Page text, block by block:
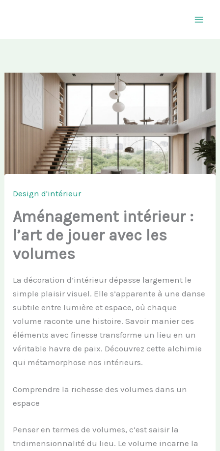
Design d'intérieur
Aménagement intérieur :
l’art de jouer avec les
volumes
La décoration d’intérieur dépasse largement le
simple plaisir visuel. Elle s’apparente à une danse
subtile entre lumière et espace, où chaque
volume raconte une histoire. Savoir manier ces
éléments avec finesse transforme un lieu en un
véritable havre de paix. Découvrez cette alchimie
qui métamorphose nos intérieurs.
Comprendre la richesse des volumes dans un
espace
Penser en termes de volumes, c’est saisir la
tridimensionnalité du lieu. Le volume incarne la